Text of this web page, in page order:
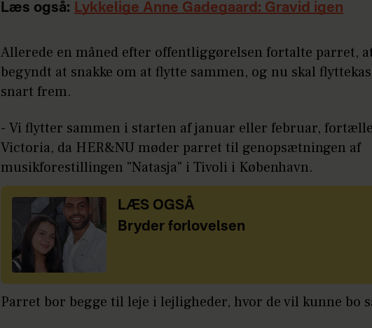
Læs også: Lykkelige Anne Gadegaard: Gravid igen
Allerede en måned efter offentliggørelsen fortalte parret,
begyndt at snakke om at flytte sammen, og nu skal
snart frem.
- Vi flytter sammen i starten af januar eller februar,
Victoria, da HER&NU møder parret til genopsætningen af
musikforestillingen "Natasja" i Tivoli i København.
LÆS OGSÅ
Bryder forlovelsen
Parret bor begge til leje i lejligheder, hvor de vil kunne bo